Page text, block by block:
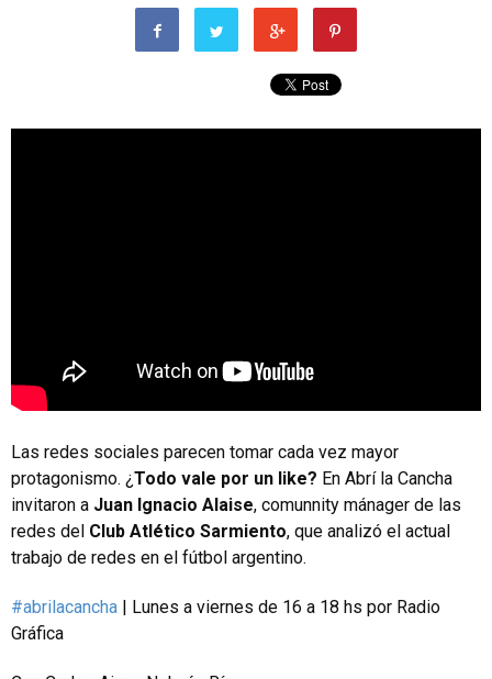
Las redes sociales parecen tomar cada vez mayor
protagonismo. ¿Todo vale por un like? En Abrí la Cancha
invitaron a Juan Ignacio Alaise, comunnity mánager de las
redes del Club Atlético Sarmiento, que analizó el actual
trabajo de redes en el fútbol argentino.
#abrilacancha | Lunes a viernes de 16 a 18 hs por Radio
Gráfica